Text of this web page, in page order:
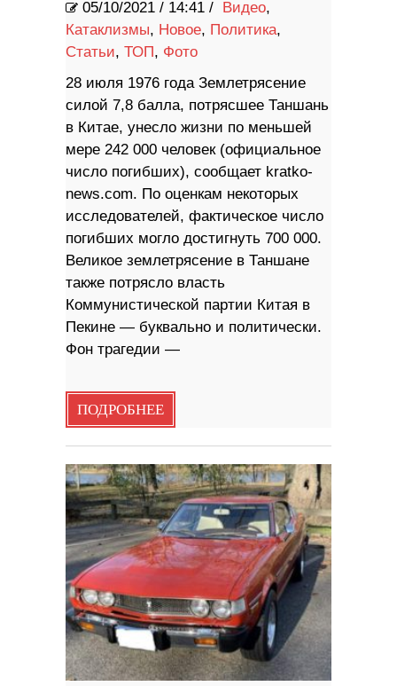
05/10/2021 / 14:41 / Видео,
Катаклизмы, Новое, Политика,
Статьи, ТОП, Фото
28 июля 1976 года Землетрясение
силой 7,8 балла, потрясшее Таншань
в Китае, унесло жизни по меньшей
мере 242 000 человек (официальное
число погибших), сообщает kratko-
news.com. По оценкам некоторых
исследователей, фактическое число
погибших могло достигнуть 700 000.
Великое землетрясение в Таншане
также потрясло власть
Коммунистической партии Китая в
Пекине — буквально и политически.
Фон трагедии —
ПОДРОБНЕЕ